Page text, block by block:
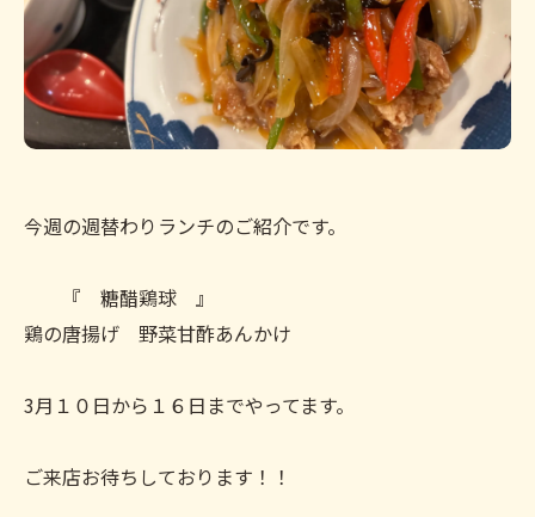
今週の週替わりランチのご紹介です。
『 糖醋鶏球 』
鶏の唐揚げ 野菜甘酢あんかけ
3月１０日から１６日までやってます。
ご来店お待ちしております！！